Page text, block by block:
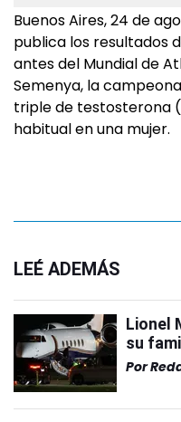
Buenos Aires, 24 de
publica los resultados
antes del Mundial de
Semenya, la
triple de testosterona
habitual en una mujer.
LEÉ ADEMÁS
Lionel
su
Por